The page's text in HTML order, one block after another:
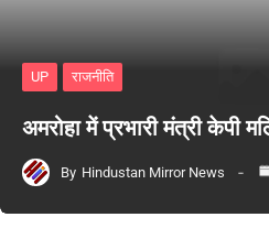
UP राजनीति
अमरोहा में प्रभारी मंत्री केपी
By Hindustan Mirror News